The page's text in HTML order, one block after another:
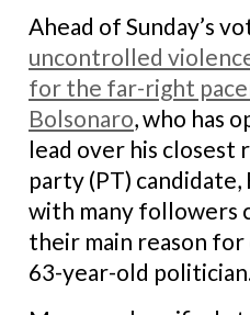
Ahead of Sunday’s
uncontrolled
for the far-right
Bolsonaro, who has
lead over his closest
party (PT) candidate,
with many followers
their main reason
63-year-old